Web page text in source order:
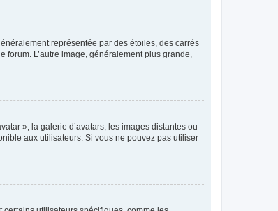
représentée par des étoiles, des carrés
L’autre image, généralement plus grande,
», la galerie d’avatars, les images distantes ou
aux utilisateurs. Si vous ne pouvez pas utiliser